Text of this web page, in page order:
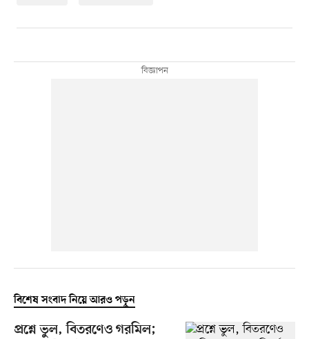
বিশেষ সংবাদ নিয়ে আরও পড়ুন
প্রশ্নে ভুল, বিতরণেও গরমিল;